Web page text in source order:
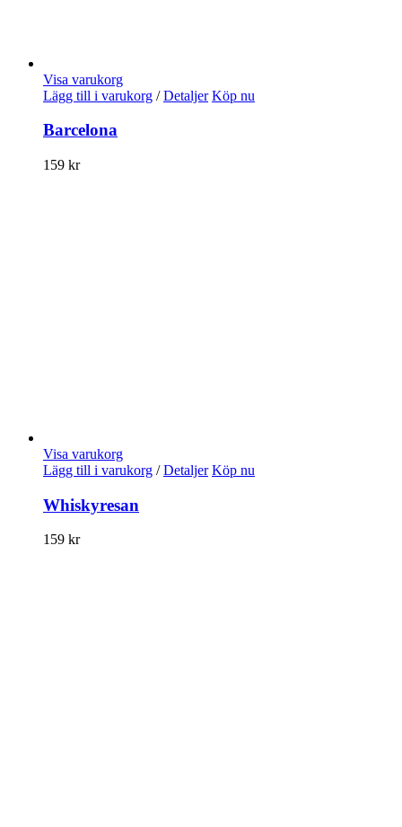
Visa varukorg
Lägg till i varukorg / Detaljer Köp nu
Barcelona
159 kr
Visa varukorg
Lägg till i varukorg / Detaljer Köp nu
Whiskyresan
159 kr